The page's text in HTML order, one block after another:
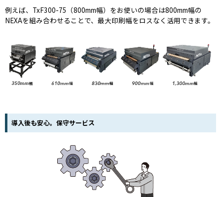
例えば、TxF300-75（800mm幅）をお使いの場合は800mm幅の
NEXAを組み合わせることで、最大印刷幅をロスなく活用できます。
導入後も安心。保守サービス